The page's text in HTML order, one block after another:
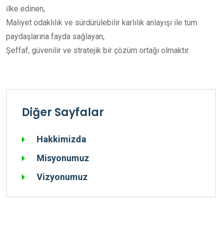
ilke edinen,
Maliyet odaklılık ve sürdürülebilir karlılık anlayışı ile tüm
paydaşlarına fayda sağlayan,
Şeffaf, güvenilir ve stratejik bir çözüm ortağı olmaktır.
Diğer Sayfalar
Hakkimizda
Misyonumuz
Vizyonumuz